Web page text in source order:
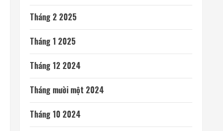
Tháng 2 2025
Tháng 1 2025
Tháng 12 2024
Tháng mười một 2024
Tháng 10 2024